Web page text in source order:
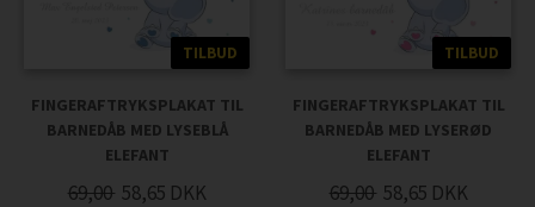
TILBUD
FINGERAFTRYKSPLAKAT TIL
BARNEDÅB MED LYSEBLÅ
ELEFANT
69,00 58,65 DKK
TILBUD
FINGERAFTRYKSPLAKAT TIL
BARNEDÅB MED LYSERØD
ELEFANT
69,00 58,65 DKK